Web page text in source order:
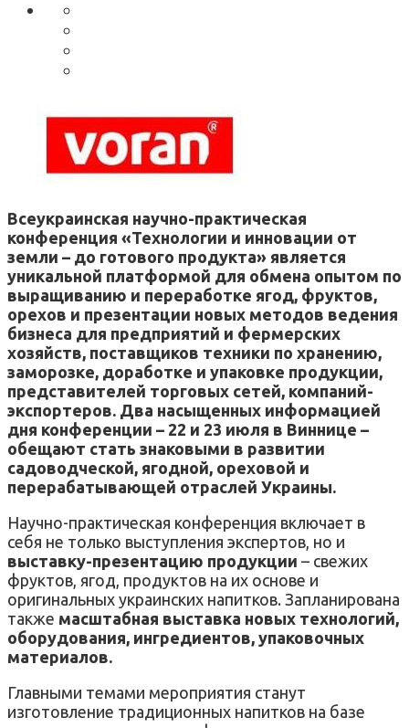
Всеукраинская научно-практическая
конференция «Технологии и инновации от
земли – до готового продукта» является
уникальной платформой для обмена опытом по
выращиванию и переработке ягод, фруктов,
орехов и презентации новых методов ведения
бизнеса для предприятий и фермерских
хозяйств, поставщиков техники по хранению,
заморозке, доработке и упаковке продукции,
представителей торговых сетей, компаний-
экспортеров. Два насыщенных информацией
дня конференции – 22 и 23 июля в Виннице –
обещают стать знаковыми в развитии
садоводческой, ягодной, ореховой и
перерабатывающей отраслей Украины.
Научно-практическая конференция включает в
себя не только выступления экспертов, но и
выставку-презентацию продукции – свежих
фруктов, ягод, продуктов на их основе и
оригинальных украинских напитков. Запланирована
также масштабная выставка новых технологий,
оборудования, ингредиентов, упаковочных
материалов.
Главными темами мероприятия станут
изготовление традиционных напитков на базе